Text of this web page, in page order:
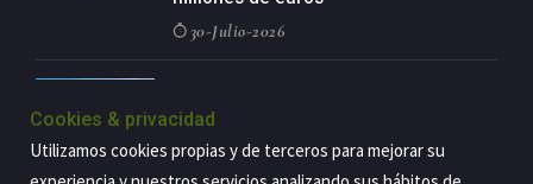
30-Julio-2026
negocio agro con un modelo global
de especialización presente en siete
países
Cookies & privacidad
Utilizamos cookies propias y de terceros para mejorar su